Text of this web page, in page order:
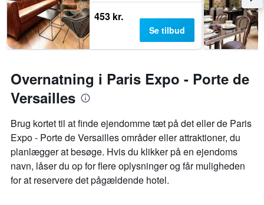
453 kr.
Se tilbud
Overnatning i Paris Expo - Porte de
Versailles
Brug kortet til at finde ejendomme tæt på det eller de Paris
Expo - Porte de Versailles områder eller attraktioner, du
planlægger at besøge. Hvis du klikker på en ejendoms
navn, låser du op for flere oplysninger og får muligheden
for at reservere det pågældende hotel.